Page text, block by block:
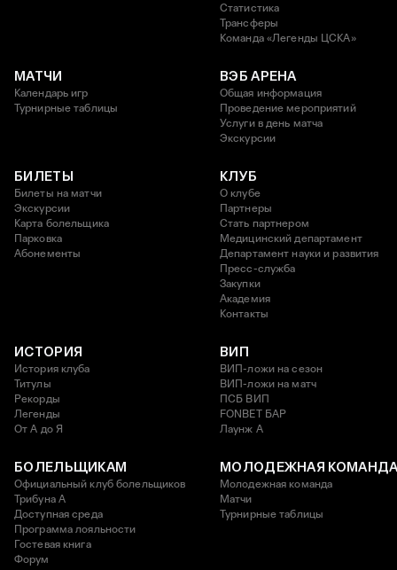
Статистика
Трансферы
Команда «Легенды ЦСКА»
МАТЧИ
Календарь игр
Турнирные таблицы
ВЭБ АРЕНА
Общая информация
Проведение мероприятий
Услуги в день матча
Экскурсии
БИЛЕТЫ
Билеты на матчи
Экскурсии
Карта болельщика
Парковка
Абонементы
КЛУБ
О клубе
Партнеры
Стать партнером
Медицинский департамент
Департамент науки и развития
Пресс-служба
Закупки
Академия
Контакты
ИСТОРИЯ
История клуба
Титулы
Рекорды
Легенды
От А до Я
ВИП
ВИП-ложи на сезон
ВИП-ложи на матч
ПСБ ВИП
FONBET БАР
Лаунж A
БОЛЕЛЬЩИКАМ
Официальный клуб болельщиков
Трибуна А
Доступная среда
Программа лояльности
Гостевая книга
Форум
МОЛОДЕЖНАЯ
Молодежная команда
Матчи
Турнирные таблицы